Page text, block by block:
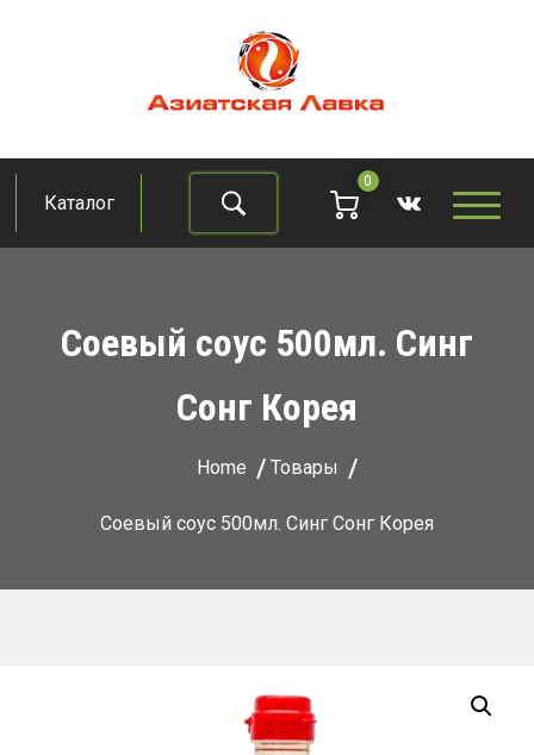
Азиатская лавка
Продукты из восточно-азиатских стран
Каталог
0
Соевый соус 500мл. Синг
Сонг Корея
Home Товары
Соевый соус 500мл. Синг Сонг Корея